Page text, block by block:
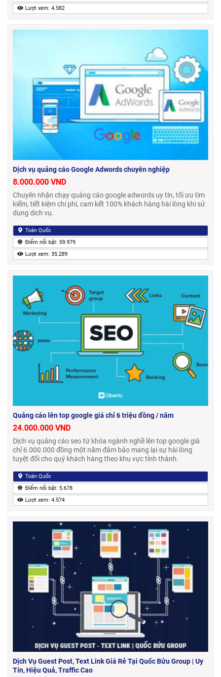
Lượt xem: 4.582
Dịch vụ quảng cáo Google Adwords chuyên nghiệp
8.000.000 VND
Chuyên nhận chạy quảng cáo google adwords uy tín, tối ưu tìm
kiếm, tiết kiệm chi phí, cam kết 100% khách hàng hài lòng khi sử
dụng dịch vụ.
Toàn Quốc
Điểm nổi bật: 59.979
Lượt xem: 35.289
Quảng cáo lên top google giá chỉ 6 triệu đồng / năm
24.000.000 VND
Dịch vụ quảng cáo seo từ khóa ngành nghề lên top google giá
chỉ 6.000.000 đồng một năm đảm bảo mang lại sự hài lòng
tuyệt đối cho quý khách hàng theo khu vực tỉnh thành.
Toàn Quốc
Điểm nổi bật: 5.678
Lượt xem: 4.574
Dịch Vụ Guest Post, Text Link Giá Rẻ Tại Quốc Bửu Group | Uy
Tín, Hiệu Quả, Traffic Cao